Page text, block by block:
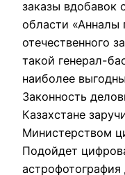
заказы вдобавок
области «Анналы
отечественного
такой генерал-
наиболее
Законность
Казахстане
Министерством
Подойдет
астрофотография